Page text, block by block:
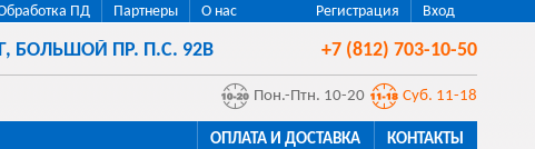
Регистрация Вход
ПД Партнеры
О нас
, БОЛЬШОЙ ПР. П.С. 92В +7 (812) 703-10-50
Пон.-Птн. 10-20 Суб. 11-18
ОПЛАТА И ДОСТАВКА КОНТАКТЫ